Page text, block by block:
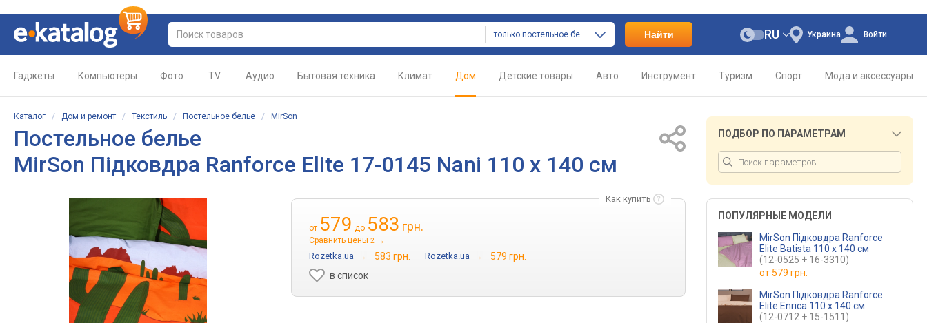
только постельное белье Найти Украина
RU Войти
Гаджеты Компьютеры Фото TV Аудио Бытовая техника Климат Дом Детские товары Авто Инструмент Туризм Спорт Мода и аксессуары
Каталог / Дом и ремонт / Текстиль / Постельное белье / MirSon
Постельное белье
MirSon Підковдра Ranforce Elite 17-0145 Nani 110 x 140 см
Как купить
от 579 до 583 грн.
Сравнить цены 2 →
Rozetka.ua → 583 грн. Rozetka.ua →
579 грн.
в список
ПОДБОР ПО ПАРАМЕТРАМ
ПОПУЛЯРНЫЕ МОДЕЛИ
MirSon Підковдра Ranforce
Elite Batista 110 x 140 см
(12-0525 + 16-3310)
от579 грн.
MirSon Підковдра Ranforce
Elite Enrica 110 x 140 см
(12-0712 + 15-1511)